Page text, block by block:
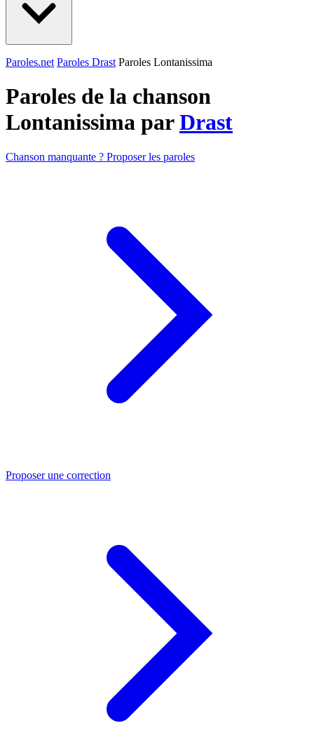
Paroles.net Paroles Drast Paroles Lontanissima
Paroles de la chanson
Lontanissima parDrast
Chanson manquante ? Proposer les paroles
Proposer une correction